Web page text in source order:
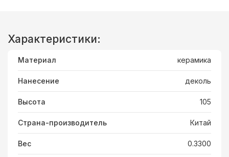
Характеристики:
Материал керамика
Нанесение деколь
Высота 105
Страна-производитель Китай
Вес 0.3300